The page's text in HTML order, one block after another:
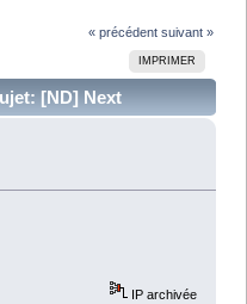
« précédent suivant »
IMPRIMER
[ND] Next
fois)
IP archivée